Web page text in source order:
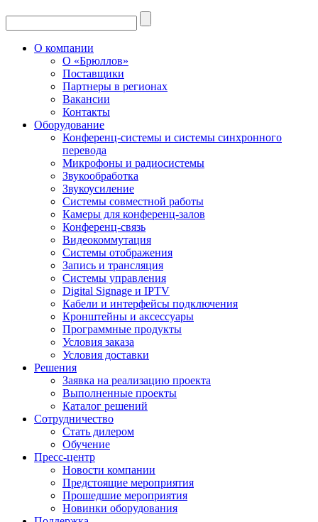
О компании
О «Брюллов»
Поставщики
Партнеры в регионах
Вакансии
Контакты
Оборудование
Конференц-системы и системы синхронного
перевода
Микрофоны и радиосистемы
Звукообработка
Звукоусиление
Системы совместной работы
Камеры для конференц-залов
Конференц-связь
Видеокоммутация
Системы отображения
Запись и трансляция
Системы управления
Digital Signage и IPTV
Кабели и интерфейсы подключения
Кронштейны и аксессуары
Программные продукты
Условия заказа
Условия доставки
Решения
Заявка на реализацию проекта
Выполненные проекты
Каталог решений
Сотрудничество
Стать дилером
Обучение
Пресс-центр
Новости компании
Предстоящие мероприятия
Прошедшие мероприятия
Новинки оборудования